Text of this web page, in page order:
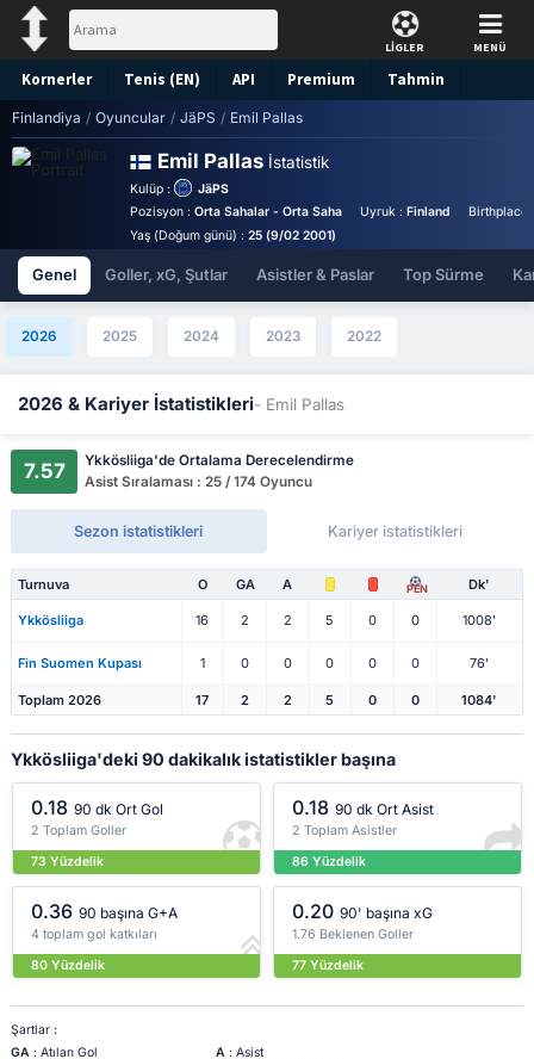
LİGLER MENÜ
Kornerler Tenis (EN) API Premium Tahmin
Finlandiya / Oyuncular / JäPS / Emil Pallas
Emil Pallas İstatistik
Kulüp :
JäPS
Pozisyon : Orta Sahalar - Orta Saha Uyruk :Finland
Birthplace
Yaş (Doğum günü) : 25 (9/02 2001)
Genel Goller, xG, Şutlar Asistler & Paslar Top Sürme
2026 2025 2024 2023 2022
2026 & Kariyer İstatistikleri- Emil Pallas
7.57
Ykkösliiga'de Ortalama Derecelendirme
Asist Sıralaması : 25 / 174 Oyuncu
Sezon istatistikleri Kariyer istatistikleri
Turnuva O GA A PEN Dk'
Ykkösliiga 16 2 2 5 0 0 1008'
Fin Suomen Kupası 1 0 0 0 0 0 76'
Toplam 2026 17 2 2 5 0 0 1084'
Ykkösliiga'deki 90 dakikalık istatistikler başına
0.18 90 dk Ort Gol
2 Toplam Goller
73 Yüzdelik
0.18 90 dk Ort Asist
2 Toplam Asistler
86 Yüzdelik
0.36 90 başına G+A
4 toplam gol katkıları
80 Yüzdelik
0.20 90' başına xG
1.76 Beklenen Goller
77 Yüzdelik
Şartlar :
GA: Atılan Gol A: Asist